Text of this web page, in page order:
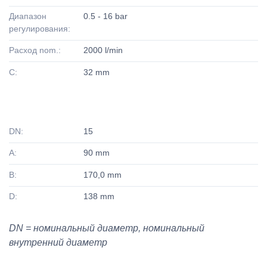
Диапазон
регулирования:
0.5 - 16 bar
Расход nom.: 2000 l/min
C: 32 mm
DN: 15
A: 90 mm
B: 170,0 mm
D: 138 mm
DN = номинальный диаметр, номинальный
внутренний диаметр